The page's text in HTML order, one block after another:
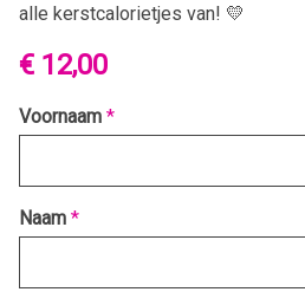
alle kerstcalorietjes van! 💛
€ 12,00
Voornaam *
Naam *